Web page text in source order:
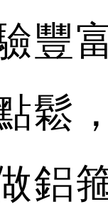
豐
鬆
鋁